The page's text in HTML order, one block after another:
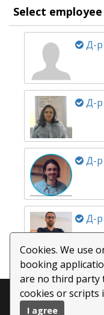
Cookies. We use
booking
are no third party
cookies or scripts
I agree
Select employee
Д-р
Д-р
Д-р
Д-р
Booking
Copyright ©2026